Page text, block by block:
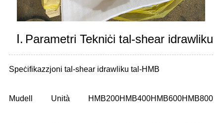
Ⅰ. Parametri Tekniċi tal-shear idrawliku
Speċifikazzjoni tal-shear idrawliku tal-HMB
Mudell Unità HMB200HMB400HMB600HMB800